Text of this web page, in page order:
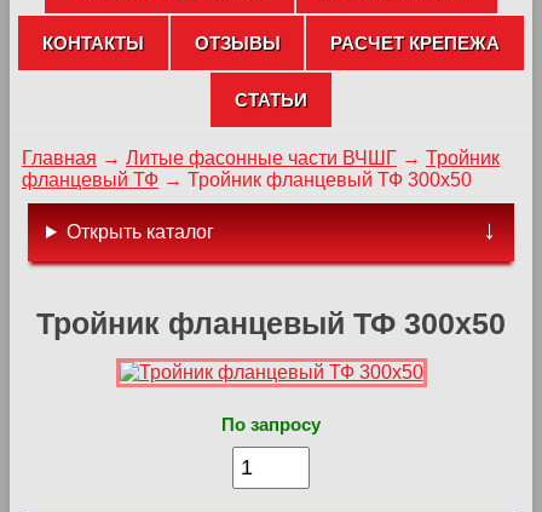
КОНТАКТЫ ОТЗЫВЫ РАСЧЕТ КРЕПЕЖА
СТАТЬИ
Главная → Литые фасонные части ВЧШГ → Тройник
фланцевый ТФ → Тройник фланцевый ТФ 300х50
Тройник фланцевый ТФ 300х50
По запросу
Открыть каталог